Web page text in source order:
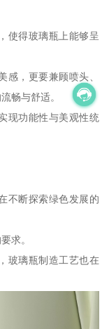
使得玻璃瓶上能够呈
感，更要兼顾喷头、
畅与舒适。
现功能性与美观性统
不断探索绿色发展的
求。
玻璃瓶制造工艺也在